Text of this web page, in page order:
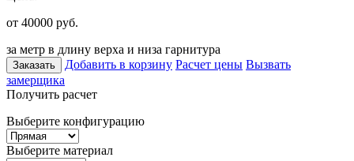
от 40000 руб.
за метр в длину верха и низа гарнитура
Заказать Добавить в корзину Расчет цены Вызвать
замерщика
Получить расчет
Выберите конфигурацию
Выберите материал